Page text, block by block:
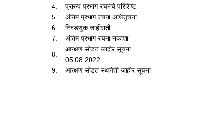
4.
प्रारुप प्रभाग रचनेचे परिशिष्ट
5.
अंतिम प्रभाग रचना अधिसुचना
6.
निवडणुक जाहीराती
7.
अंतिम प्रभाग रचना नकाशा
8.
आरक्षण सोडत जाहीर सूचना
05.08.2022
9.
आरक्षण सोडत स्थगिती जाहीर सूचना